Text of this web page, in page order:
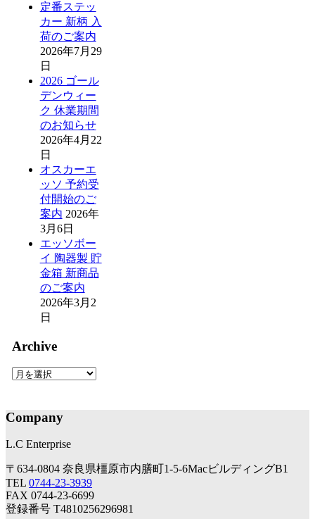
定番ステッ
カー 新柄 入
荷のご案内
2026年7月29
日
2026 ゴール
デンウィー
ク 休業期間
のお知らせ
2026年4月22
日
オスカーエ
ッソ 予約受
付開始のご
案内 2026年
3月6日
エッソボー
イ 陶器製 貯
金箱 新商品
のご案内
2026年3月2
日
Archive
Archive
Company
L.C Enterprise
〒634-0804 奈良県橿原市内膳町1-5-6MacビルディングB1
TEL 0744-23-3939
FAX 0744-23-6699
登録番号 T4810256296981